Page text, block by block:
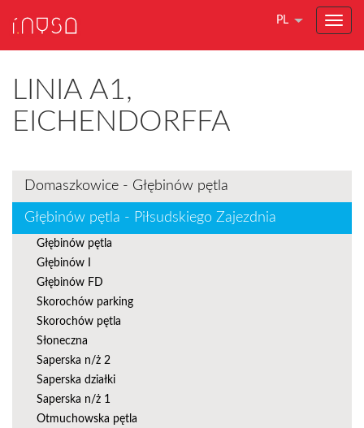
PL
LINIA A1,
EICHENDORFFA
Domaszkowice - Głębinów pętla
Głębinów pętla - Piłsudskiego Zajezdnia
Głębinów pętla
Głębinów I
Głębinów FD
Skorochów parking
Skorochów pętla
Słoneczna
Saperska n/ż 2
Saperska działki
Saperska n/ż 1
Otmuchowska pętla